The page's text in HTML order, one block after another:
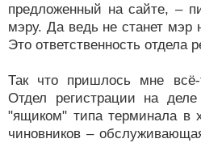
предложенный на сайте, –
мэру. Да ведь не станет мэр
Это ответственность отдела
Так что пришлось мне всё-
Отдел регистрации на деле
"ящиком" типа терминала в
чиновников –